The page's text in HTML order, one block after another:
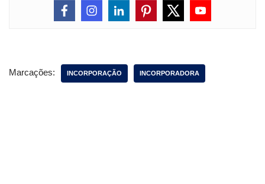
Marcações: INCORPORAÇÃO INCORPORADORA